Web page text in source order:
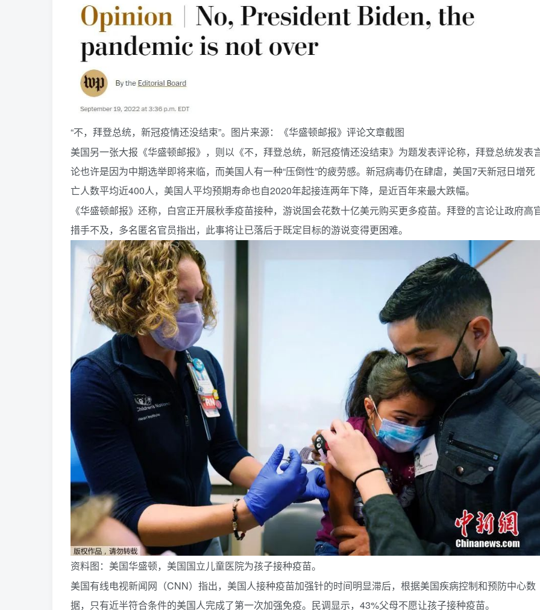
“不，拜登总统，新冠疫情还没结束”。图片来源：《华盛顿邮报》评论文章截图
美国另一张大报《华盛顿邮报》，则以《不，拜登总统，新冠疫情还没结束》为题发表评论称，拜登总统发表
论也许是因为中期选举即将来临，而美国人有一种“压倒性”的疲劳感。新冠病毒仍在肆虐，美国7天新冠日增死
亡人数平均近400人，美国人平均预期寿命也自2020年起接连两年下降，是近百年来最大跌幅。
《华盛顿邮报》还称，白宫正开展秋季疫苗接种，游说国会花数十亿美元购买更多疫苗。拜登的言论让政府高
措手不及，多名匿名官员指出，此事将让已落后于既定目标的游说变得更困难。
资料图：美国华盛顿，美国国立儿童医院为孩子接种疫苗。
美国有线电视新闻网（CNN）指出，美国人接种疫苗加强针的时间明显滞后，根据美国疾病控制和预防中心数
据，只有近半符合条件的美国人完成了第一次加强免疫。民调显示，43%父母不愿让孩子接种疫苗。